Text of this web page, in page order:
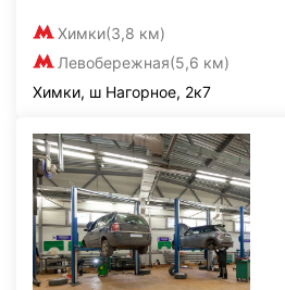
Химки(3,8 км)
Левобережная(5,6 км)
Химки, ш Нагорное, 2к7